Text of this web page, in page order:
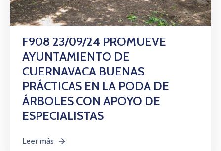
F908 23/09/24 PROMUEVE
AYUNTAMIENTO DE
CUERNAVACA BUENAS
PRÁCTICAS EN LA PODA DE
ÁRBOLES CON APOYO DE
ESPECIALISTAS
Leer más